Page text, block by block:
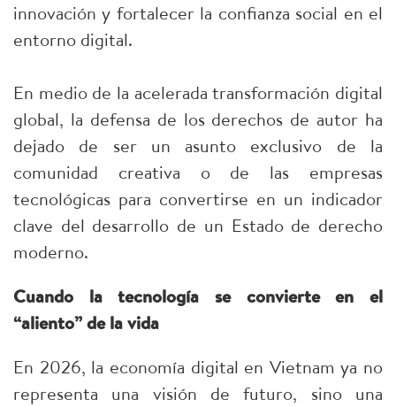
innovación y fortalecer la confianza social en el
entorno digital.
En medio de la acelerada transformación digital
global, la defensa de los derechos de autor ha
dejado de ser un asunto exclusivo de la
comunidad creativa o de las empresas
tecnológicas para convertirse en un indicador
clave del desarrollo de un Estado de derecho
moderno.
Cuando la tecnología se convierte en el
“aliento” de la vida
En 2026, la economía digital en Vietnam ya no
representa una visión de futuro, sino una